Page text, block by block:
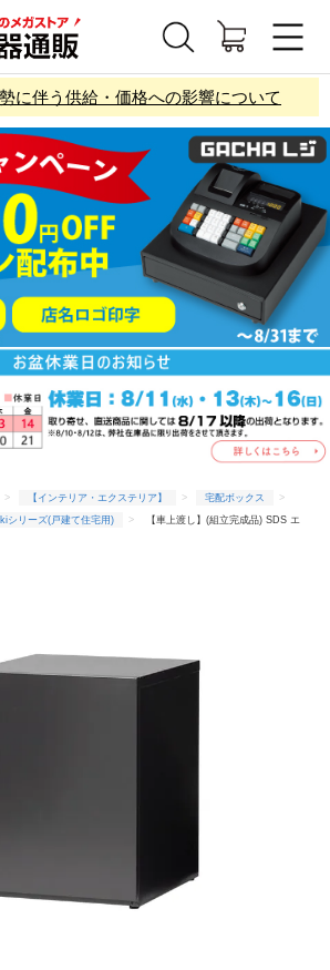
に伴う供給・価格への影響について
【インテリア・エクステリア】
宅配ボックス
シリーズ(戸建て住宅用)
【車上渡し】(組立完成品) SDS エ